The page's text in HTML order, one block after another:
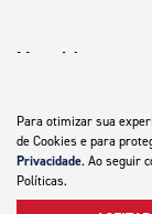
Motocicletas
Mapa do site
Política de
Para otimizar sua
de Cookies e para
Privacidade. Ao seguir
Políticas.